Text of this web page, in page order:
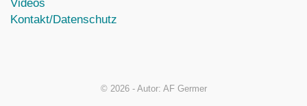
Videos
Kontakt/Datenschutz
© 2026 - Autor: AF Germer